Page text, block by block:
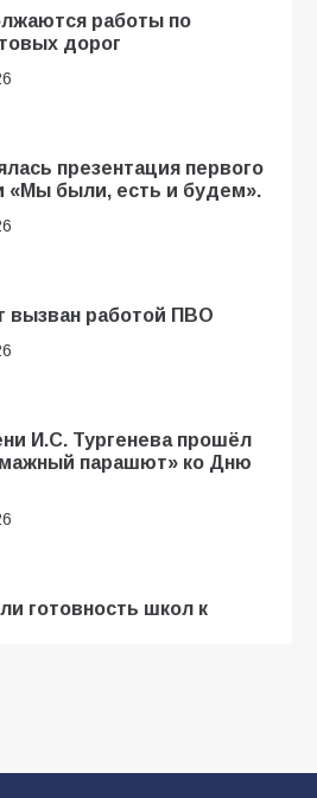
работы по
дорог
презентация первого
«Мы были, есть и будем».
вызван работой ПВО
И.С. Тургенева прошёл
парашют» ко Дню
готовность школ к
кластера